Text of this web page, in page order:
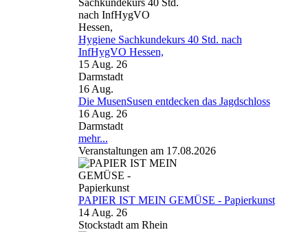
Hygiene Sachkundekurs 40 Std. nach
InfHygVO Hessen,
15 Aug. 26
Darmstadt
16 Aug.
Die MusenSusen entdecken das Jagdschloss
16 Aug. 26
Darmstadt
mehr...
Veranstaltungen am 17.08.2026
PAPIER IST MEIN GEMÜSE - Papierkunst
14 Aug. 26
Stockstadt am Rhein